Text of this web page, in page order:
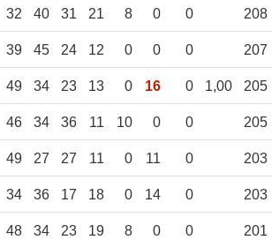
32 40 31 21 8 0 0 208
39 45 24 12 0 0 0 207
49 34 23 13 0 16 0 1,00 205
46 34 36 11 10 0 0 205
49 27 27 11 0 11 0 203
34 36 17 18 0 14 0 203
48 34 23 19 8 0 0 201